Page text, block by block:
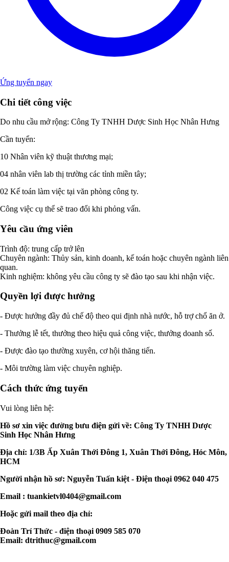
Ứng tuyển ngay
Chi tiết công việc
Do nhu cầu mở rộng: Công Ty TNHH Dược Sinh Học Nhân Hưng
Cần tuyển:
10 Nhân viên kỹ thuật thương mại;
04 nhân viên lab thị trường các tỉnh miền tây;
02 Kế toán làm việc tại văn phòng công ty.
Công việc cụ thể sẽ trao đổi khi phỏng vấn.
Yêu cầu ứng viên
Trình độ: trung cấp trở lên
Chuyên ngành: Thủy sản, kinh doanh, kế toán hoặc chuyên ngành liên
quan.
Kinh nghiệm: không yêu cầu công ty sẽ đào tạo sau khi nhận việc.
Quyền lợi được hưởng
- Được hưởng đầy đủ chế độ theo qui định nhà nước, hỗ trợ chổ ăn ở.
- Thưởng lễ tết, thưởng theo hiệu quả công việc, thưởng doanh số.
- Được đào tạo thường xuyên, cơ hội thăng tiến.
- Môi trường làm việc chuyên nghiệp.
Cách thức ứng tuyển
Vui lòng liên hệ:
Hồ sơ xin việc đường bưu điện gửi về: Công Ty TNHH Dược
Sinh Học Nhân Hưng
Địa chỉ: 1/3B Ấp Xuân Thới Đông 1, Xuân Thới Đông, Hóc Môn,
HCM
Người nhận hồ sơ: Nguyễn Tuấn kiệt - Điện thoại 0962 040 475
Email : tuankietvl0404@gmail.com
Hoặc gửi mail theo địa chỉ:
Đoàn Trí Thức - điện thoại 0909 585 070
Email: dtrithuc@gmail.com